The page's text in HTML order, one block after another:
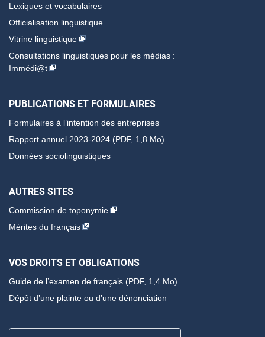
Lexiques et vocabulaires
Officialisation linguistique
Vitrine linguistique
Consultations linguistiques pour les médias :
Immédi@t
PUBLICATIONS ET FORMULAIRES
Formulaires à l’intention des entreprises
Rapport annuel 2023-2024 (PDF, 1,8 Mo)
Données sociolinguistiques
AUTRES SITES
Commission de toponymie
Mérites du français
VOS DROITS ET OBLIGATIONS
Guide de l’examen de français (PDF, 1,4 Mo)
Dépôt d’une plainte ou d’une dénonciation